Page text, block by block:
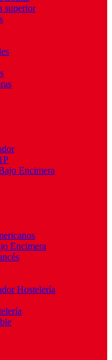
superior
Encimera
Encimera
Hostelería